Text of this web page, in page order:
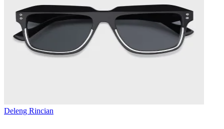
Deleng Rincian